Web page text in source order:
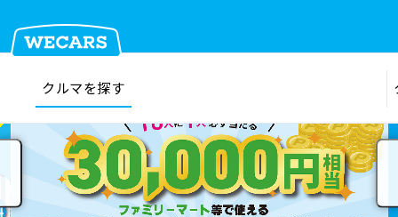
在庫検索
クルマを探す
クルマを売る
クルマを探す